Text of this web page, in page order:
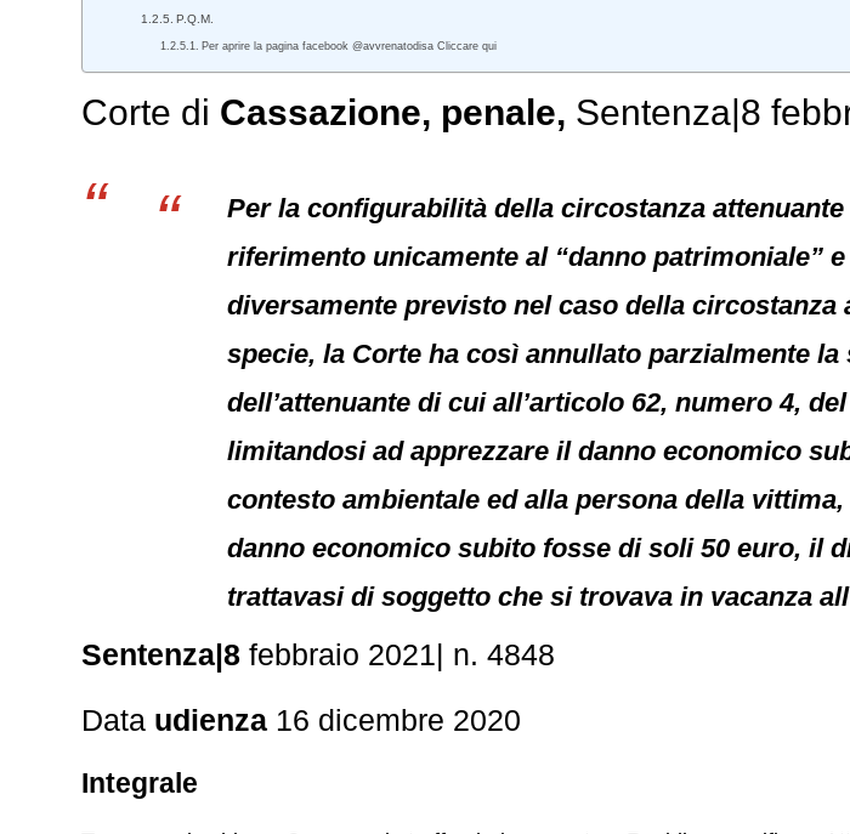
P.Q.M.
Per aprire la pagina facebook @avvrenatodisa Cliccare qui
Corte di Cassazione, penale, Sentenza|8
Per la configurabilità della circostanza
riferimento unicamente al “danno patrimoniale”
diversamente previsto nel caso della circostanza
specie, la Corte ha così annullato parzialmente
dell’attenuante di cui all’articolo 62, numero 4,
limitandosi ad apprezzare il danno economico
contesto ambientale ed alla persona della
danno economico subito fosse di soli 50 euro, il
trattavasi di soggetto che si trovava in vacanza
Sentenza|8 febbraio 2021| n. 4848
Data udienza 16 dicembre 2020
Integrale